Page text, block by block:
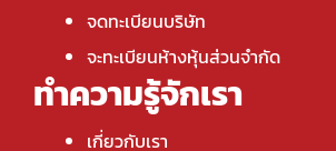
จดทะเบียนบริษัท
จะทะเบียนห้างหุ้นส่วนจำกัด
ทำความรู้จักเรา
เกี่ยวกับเรา